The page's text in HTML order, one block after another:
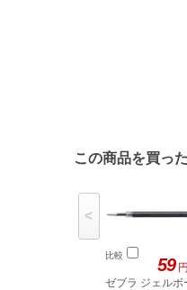
この商品を買っ
比較 59 円
ゼブラ ジェルボ
<